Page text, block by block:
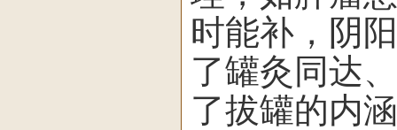
时能补，阴
了罐灸同达
了拔罐的内